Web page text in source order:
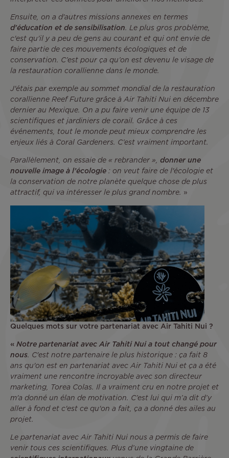
Ensuite, on a d'autres missions annexes en termes
d'éducation et de sensibilisation. Le plus gros problème,
c'est qu'il y a peu de gens au courant et qui ont envie de
faire partie de ces mouvements écologiques et de
conservation. C’est pour ça qu’on est devenu le visage de
la restauration corallienne dans le monde.
J'étais par exemple au sommet mondial de la restauration
corallienne Reef Future grâce à Air Tahiti Nui en décembre
dernier au Mexique. On a pu faire venir une équipe de 13
scientifiques et jardiniers de corail. Grâce à ces
événements, tout le monde peut mieux comprendre les
enjeux liés à Coral Gardeners. C’est vraiment important.
Parallèlement, on essaie de « rebrander », donner une
nouvelle image à l’écologie : on veut faire de l'écologie et
la conservation de notre planète quelque chose de plus
attractif, qui va intéresser le plus grand nombre. »
Quelques mots sur votre partenariat avec Air Tahiti Nui ?
« Notre partenariat avec Air Tahiti Nui a tout changé pour
nous. C'est notre partenaire le plus historique : ça fait 8
ans qu'on est en partenariat avec Air Tahiti Nui et ça a été
vraiment une rencontre incroyable avec son directeur
marketing, Torea Colas. Il a vraiment cru en notre projet et
m'a donné un élan de motivation. C’est lui qui m’a dit d’y
aller à fond et c'est ce qu'on a fait, ça a donné des ailes au
projet.
Le partenariat avec Air Tahiti Nui nous a permis de faire
venir tous ces scientifiques. Plus d’une vingtaine de